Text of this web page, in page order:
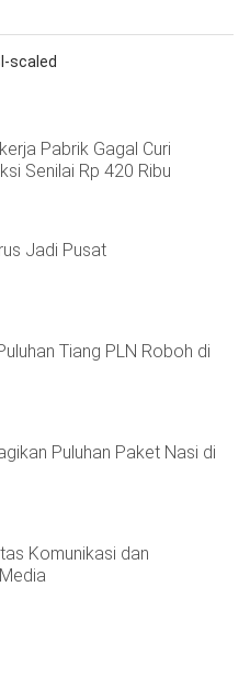
Pabrik Gagal Curi
Senilai Rp 420 Ribu
Jadi Pusat
Tiang PLN Roboh di
Puluhan Paket Nasi di
Komunikasi dan